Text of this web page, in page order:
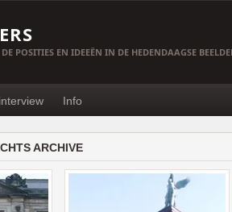
POSITIES EN IDEEËN IN DE HEDENDAAGSE
interview Info
ARCHIVE